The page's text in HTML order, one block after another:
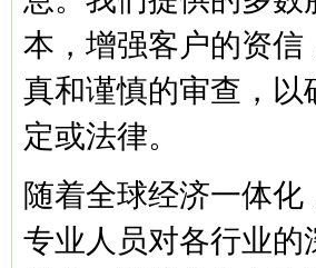
本，增强客户的资
真和谨慎的审查，
定或法律。
随着全球经济一体
专业人员对各行业